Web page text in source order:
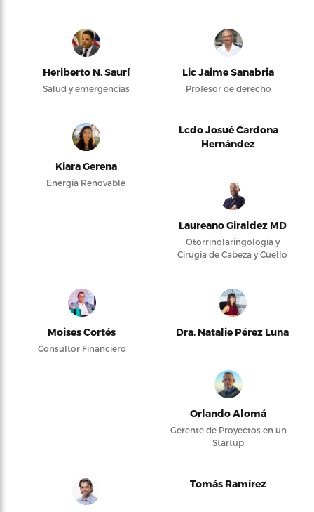
Heriberto N. Saurí
Salud y emergencias
Lic Jaime Sanabria
Profesor de derecho
Kiara Gerena
Energía Renovable
Lcdo Josué Cardona
Hernández
Laureano Giraldez MD
Otorrinolaringología y
Cirugía de Cabeza y Cuello
Moises Cortés
Consultor Financiero
Dra. Natalie Pérez Luna
Orlando Alomá
Gerente de Proyectos en un
Startup
Tomás Ramírez